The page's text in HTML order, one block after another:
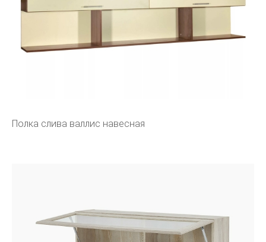
Полка слива валлис навесная